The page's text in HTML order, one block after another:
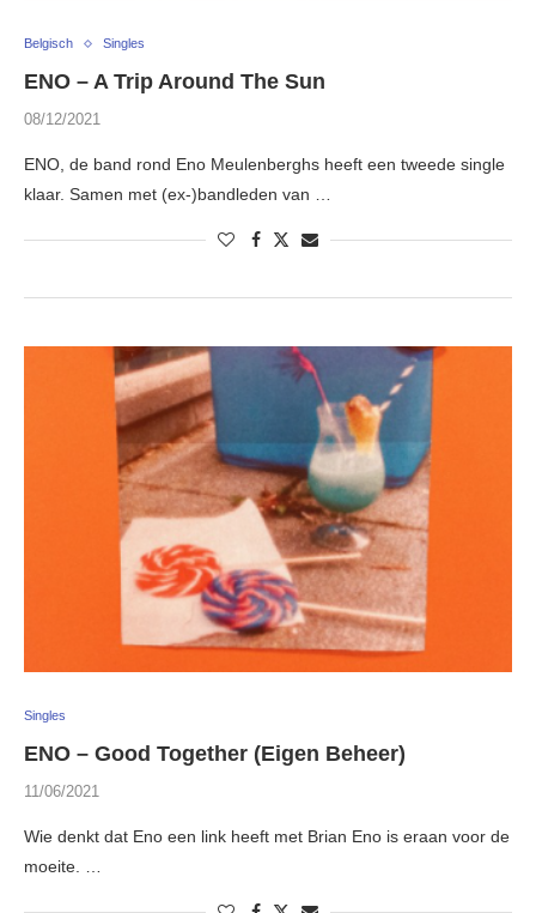
Belgisch Singles
ENO – A Trip Around The Sun
08/12/2021
ENO, de band rond Eno Meulenberghs heeft een tweede single
klaar. Samen met (ex-)bandleden van …
Singles
ENO – Good Together (Eigen Beheer)
11/06/2021
Wie denkt dat Eno een link heeft met Brian Eno is eraan voor de
moeite. …